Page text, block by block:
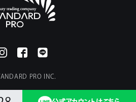
PRO INC.